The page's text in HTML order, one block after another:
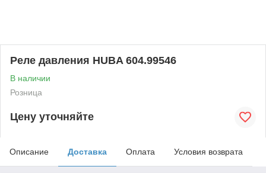
Реле давления HUBA 604.99546
В наличии
Розница
Цену уточняйте
Описание Доставка Оплата Условия возврата